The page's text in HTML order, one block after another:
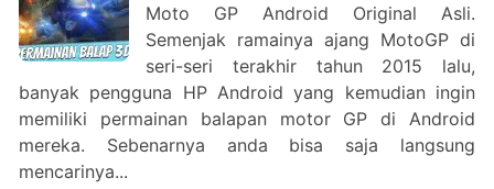
Moto GP Android Original Asli.
Semenjak ramainya ajang MotoGP di
seri-seri terakhir tahun 2015 lalu,
banyak pengguna HP Android yang kemudian ingin
memiliki permainan balapan motor GP di Android
mereka. Sebenarnya anda bisa saja langsung
mencarinya...